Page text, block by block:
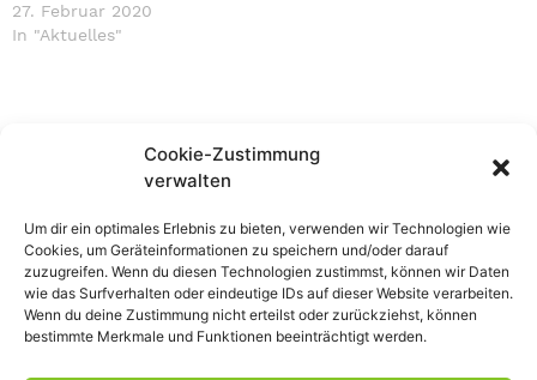
Cookie-Zustimmung
verwalten
Um dir ein optimales Erlebnis zu bieten, verwenden wir Technologien wie
Cookies, um Geräteinformationen zu speichern und/oder darauf
zuzugreifen. Wenn du diesen Technologien zustimmst, können wir Daten
wie das Surfverhalten oder eindeutige IDs auf dieser Website verarbeiten.
Wenn du deine Zustimmung nicht erteilst oder zurückziehst, können
bestimmte Merkmale und Funktionen beeinträchtigt werden.
27. Februar 2020
In "Aktuelles"